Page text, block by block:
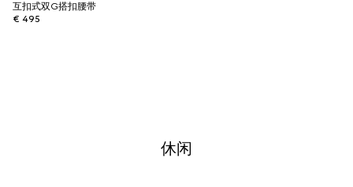
互扣式双G搭扣腰带
€ 495
休闲